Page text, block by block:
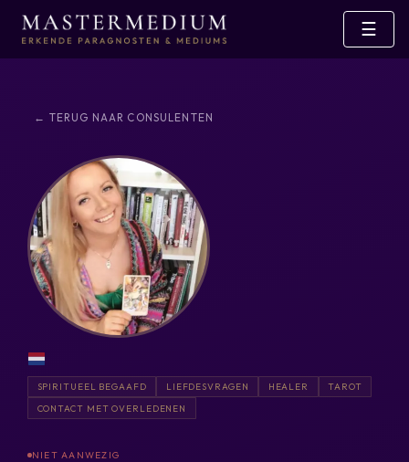
☰
← TERUG NAAR CONSULENTEN
SPIRITUEEL BEGAAFD LIEFDESVRAGEN HEALER
TAROT
CONTACT MET OVERLEDENEN